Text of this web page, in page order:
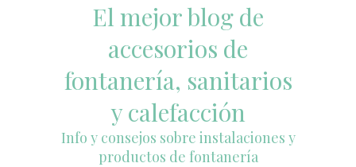
El mejor blog de
accesorios de
fontanería, sanitarios
y calefacción
Info y consejos sobre instalaciones y
productos de fontanería